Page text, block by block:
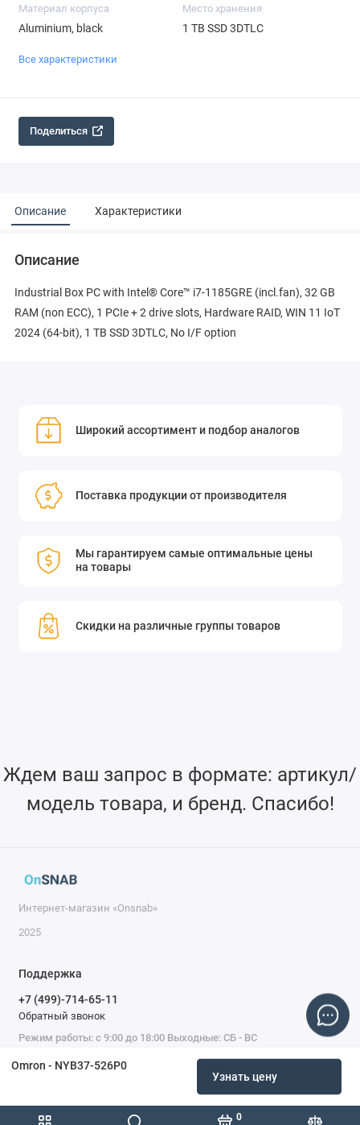
0
Omron - NYB37-526P0
Узнать цену
Материал корпуса
Aluminium, black
Место хранения
1 TB SSD 3DTLC
Все характеристики
Поделиться
Описание Характеристики
Описание
Industrial Box PC with Intel® Core™ i7-1185GRE (incl.fan), 32 GB
RAM (non ECC), 1 PCIe + 2 drive slots, Hardware RAID, WIN 11 IoT
2024 (64-bit), 1 TB SSD 3DTLC, No I/F option
Широкий ассортимент и подбор аналогов
Поставка продукции от производителя
Мы гарантируем самые оптимальные цены
на товары
Скидки на различные группы товаров
Ждем ваш запрос в формате: артикул/
модель товара, и бренд. Спасибо!
Интернет-магазин «Onsnab»
2025
Поддержка
+7 (499)-714-65-11
Обратный звонок
Режим работы: с 9:00 до 18:00 Выходные: СБ - ВС